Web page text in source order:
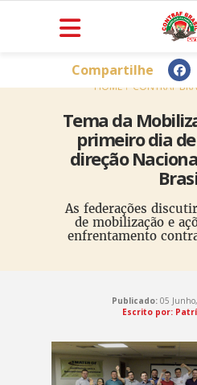
HOME CONTRAF
Tema da
primeiro dia
direção
As federações
de mobilização e
enfrentamento
Compartilhe
Publicado:05
Escrito por: